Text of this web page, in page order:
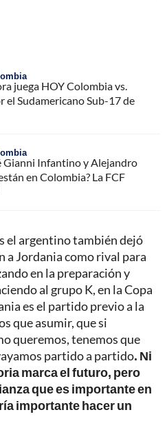
juega HOY Colombia vs.
el Sudamericano Sub-17 de
Gianni Infantino y Alejandro
en Colombia? La FCF
el argentino también dejó
a Jordania como rival para
en la preparación y
al grupo K, en la Copa
es el partido previo a la
que asumir, que si
queremos, tenemos que
partido a partido. Ni
marca el futuro, pero
que es importante en
importante hacer un